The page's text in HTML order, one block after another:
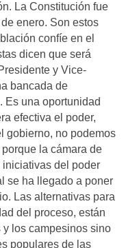
La Constitución fue
enero. Son estos
confíe en el
dicen que será
y Vice-
bancada de
Es una oportunidad
efectiva el poder,
gobierno, no podemos
la cámara de
del poder
se ha llegado a poner
Las alternativas para
del proceso, están
los campesinos sino
populares de las